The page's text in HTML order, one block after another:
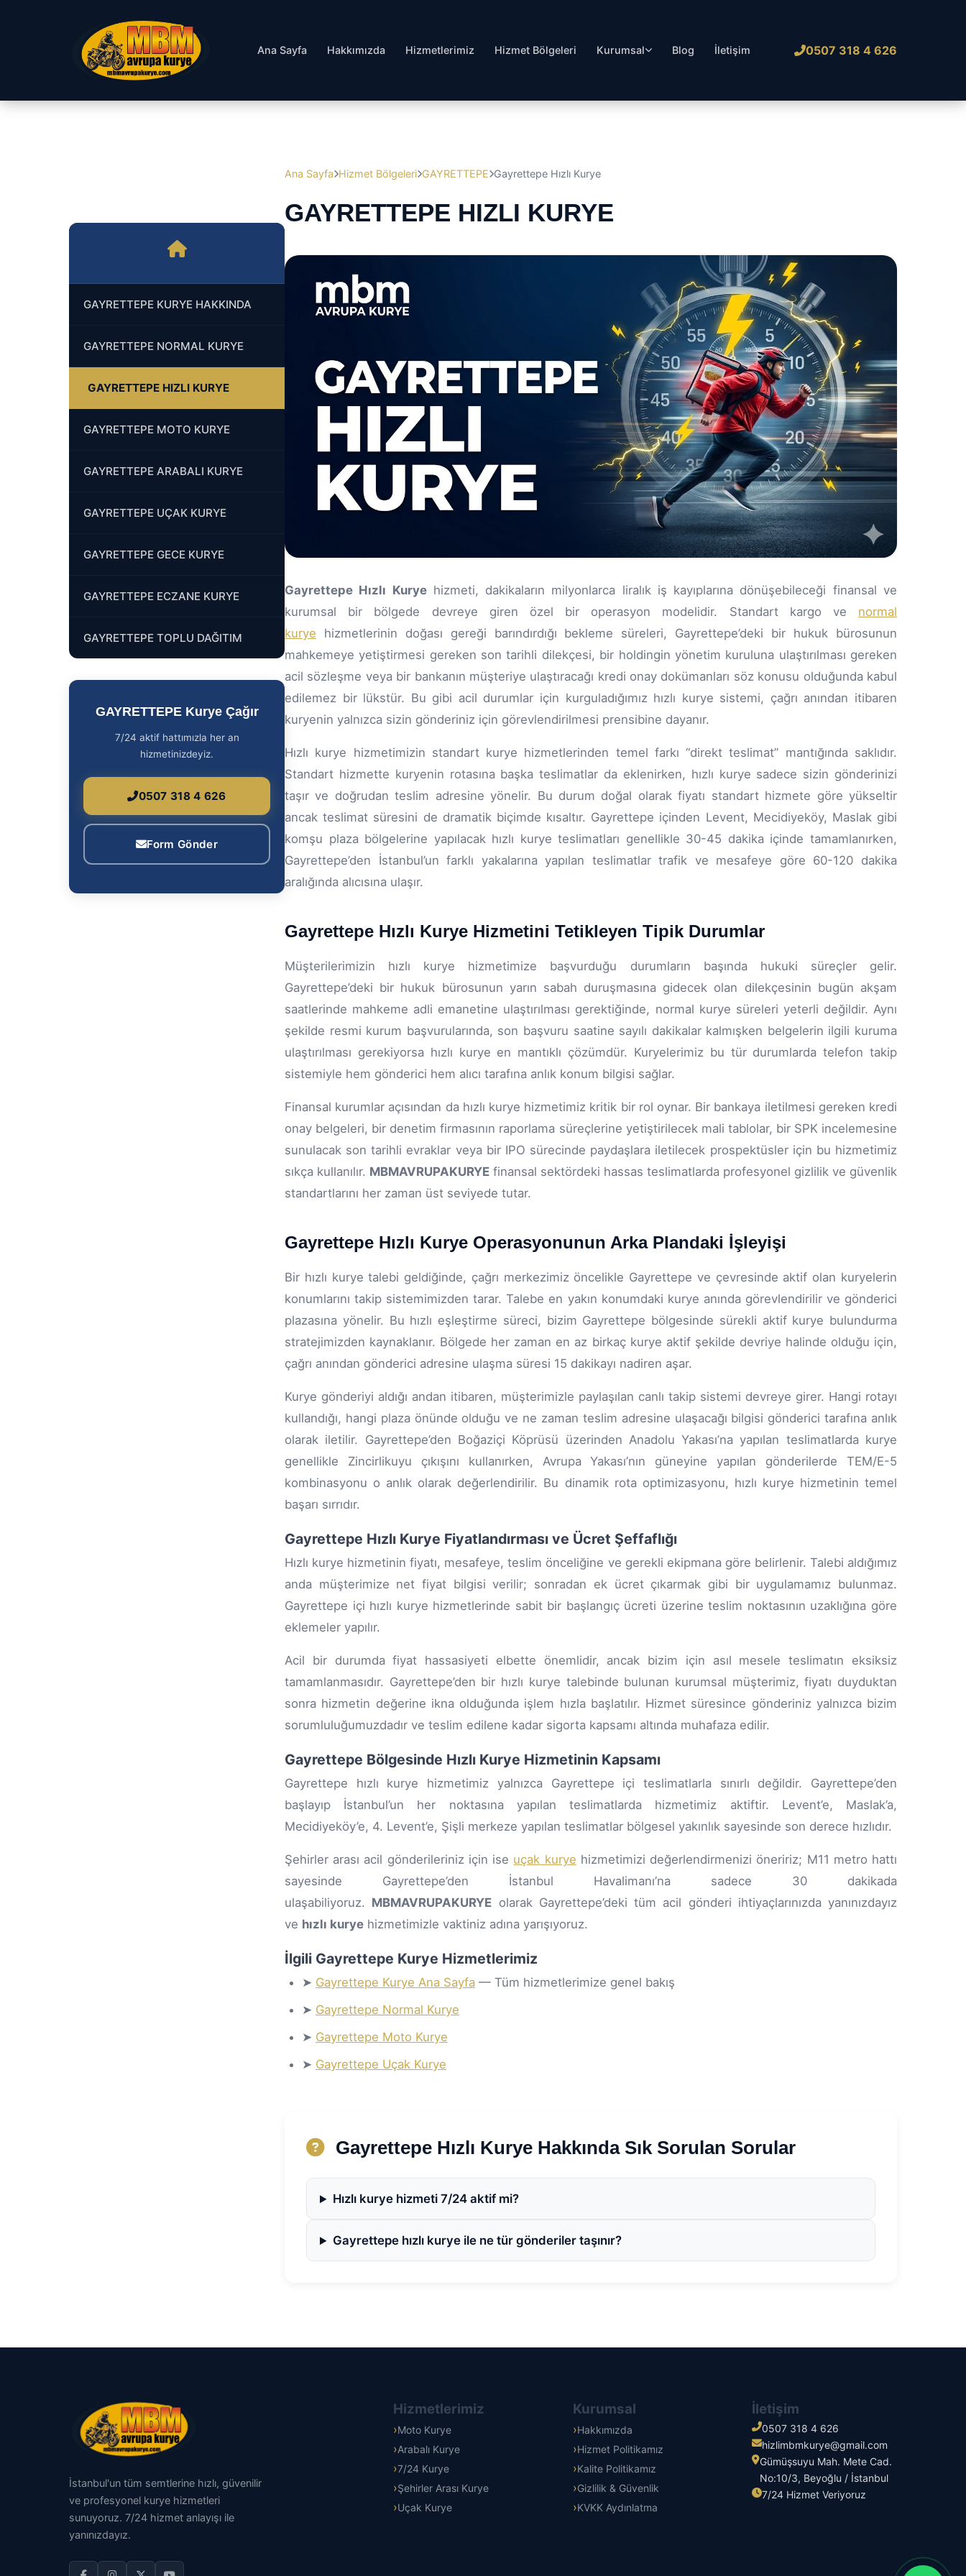
Ana Sayfa Hakkımızda Hizmetlerimiz Hizmet Bölgeleri Kurumsal Blog İletişim 0507 318 4 626
GAYRETTEPE KURYE HAKKINDA
GAYRETTEPE NORMAL KURYE
GAYRETTEPE HIZLI KURYE
GAYRETTEPE MOTO KURYE
GAYRETTEPE ARABALI KURYE
GAYRETTEPE UÇAK KURYE
GAYRETTEPE GECE KURYE
GAYRETTEPE ECZANE KURYE
GAYRETTEPE TOPLU DAĞITIM
GAYRETTEPE Kurye Çağır
7/24 aktif hattımızla her an
hizmetinizdeyiz.
0507 318 4 626
Form Gönder
Ana Sayfa Hizmet Bölgeleri GAYRETTEPE Gayrettepe Hızlı Kurye
GAYRETTEPE HIZLI KURYE
Gayrettepe Hızlı Kuryehizmeti, dakikaların milyonlarca liralık iş kayıplarına dönüşebileceği finansal ve
kurumsal bir bölgede devreye giren özel bir operasyon modelidir. Standart kargo ve normal
kurye hizmetlerinin doğası gereği barındırdığı bekleme süreleri, Gayrettepe’deki bir hukuk bürosunun
mahkemeye yetiştirmesi gereken son tarihli dilekçesi, bir holdingin yönetim kuruluna ulaştırılması gereken
acil sözleşme veya bir bankanın müşteriye ulaştıracağı kredi onay dokümanları söz konusu olduğunda kabul
edilemez bir lükstür. Bu gibi acil durumlar için kurguladığımız hızlı kurye sistemi, çağrı anından itibaren
kuryenin yalnızca sizin gönderiniz için görevlendirilmesi prensibine dayanır.
Hızlı kurye hizmetimizin standart kurye hizmetlerinden temel farkı “direkt teslimat” mantığında saklıdır.
Standart hizmette kuryenin rotasına başka teslimatlar da eklenirken, hızlı kurye sadece sizin gönderinizi
taşır ve doğrudan teslim adresine yönelir. Bu durum doğal olarak fiyatı standart hizmete göre yükseltir
ancak teslimat süresini de dramatik biçimde kısaltır. Gayrettepe içinden Levent, Mecidiyeköy, Maslak gibi
komşu plaza bölgelerine yapılacak hızlı kurye teslimatları genellikle 30-45 dakika içinde tamamlanırken,
Gayrettepe’den İstanbul’un farklı yakalarına yapılan teslimatlar trafik ve mesafeye göre 60-120 dakika
aralığında alıcısına ulaşır.
Gayrettepe Hızlı Kurye Hizmetini Tetikleyen Tipik Durumlar
Müşterilerimizin hızlı kurye hizmetimize başvurduğu durumların başında hukuki süreçler gelir.
Gayrettepe’deki bir hukuk bürosunun yarın sabah duruşmasına gidecek olan dilekçesinin bugün akşam
saatlerinde mahkeme adli emanetine ulaştırılması gerektiğinde, normal kurye süreleri yeterli değildir. Aynı
şekilde resmi kurum başvurularında, son başvuru saatine sayılı dakikalar kalmışken belgelerin ilgili kuruma
ulaştırılması gerekiyorsa hızlı kurye en mantıklı çözümdür. Kuryelerimiz bu tür durumlarda telefon takip
sistemiyle hem gönderici hem alıcı tarafına anlık konum bilgisi sağlar.
Finansal kurumlar açısından da hızlı kurye hizmetimiz kritik bir rol oynar. Bir bankaya iletilmesi gereken kredi
onay belgeleri, bir denetim firmasının raporlama süreçlerine yetiştirilecek mali tablolar, bir SPK incelemesine
sunulacak son tarihli evraklar veya bir IPO sürecinde paydaşlara iletilecek prospektüsler için bu hizmetimiz
sıkça kullanılır. MBMAVRUPAKURYE finansal sektördeki hassas teslimatlarda profesyonel gizlilik ve güvenlik
standartlarını her zaman üst seviyede tutar.
Gayrettepe Hızlı Kurye Operasyonunun Arka Plandaki İşleyişi
Bir hızlı kurye talebi geldiğinde, çağrı merkezimiz öncelikle Gayrettepe ve çevresinde aktif olan kuryelerin
konumlarını takip sistemimizden tarar. Talebe en yakın konumdaki kurye anında görevlendirilir ve gönderici
plazasına yönelir. Bu hızlı eşleştirme süreci, bizim Gayrettepe bölgesinde sürekli aktif kurye bulundurma
stratejimizden kaynaklanır. Bölgede her zaman en az birkaç kurye aktif şekilde devriye halinde olduğu için,
çağrı anından gönderici adresine ulaşma süresi 15 dakikayı nadiren aşar.
Kurye gönderiyi aldığı andan itibaren, müşterimizle paylaşılan canlı takip sistemi devreye girer. Hangi rotayı
kullandığı, hangi plaza önünde olduğu ve ne zaman teslim adresine ulaşacağı bilgisi gönderici tarafına anlık
olarak iletilir. Gayrettepe’den Boğaziçi Köprüsü üzerinden Anadolu Yakası’na yapılan teslimatlarda kurye
genellikle Zincirlikuyu çıkışını kullanırken, Avrupa Yakası’nın güneyine yapılan gönderilerde TEM/E-5
kombinasyonu o anlık olarak değerlendirilir. Bu dinamik rota optimizasyonu, hızlı kurye hizmetinin temel
başarı sırrıdır.
Gayrettepe Hızlı Kurye Fiyatlandırması ve Ücret Şeffaflığı
Hızlı kurye hizmetinin fiyatı, mesafeye, teslim önceliğine ve gerekli ekipmana göre belirlenir. Talebi aldığımız
anda müşterimize net fiyat bilgisi verilir; sonradan ek ücret çıkarmak gibi bir uygulamamız bulunmaz.
Gayrettepe içi hızlı kurye hizmetlerinde sabit bir başlangıç ücreti üzerine teslim noktasının uzaklığına göre
eklemeler yapılır.
Acil bir durumda fiyat hassasiyeti elbette önemlidir, ancak bizim için asıl mesele teslimatın eksiksiz
tamamlanmasıdır. Gayrettepe’den bir hızlı kurye talebinde bulunan kurumsal müşterimiz, fiyatı duyduktan
sonra hizmetin değerine ikna olduğunda işlem hızla başlatılır. Hizmet süresince gönderiniz yalnızca bizim
sorumluluğumuzdadır ve teslim edilene kadar sigorta kapsamı altında muhafaza edilir.
Gayrettepe Bölgesinde Hızlı Kurye Hizmetinin Kapsamı
Gayrettepe hızlı kurye hizmetimiz yalnızca Gayrettepe içi teslimatlarla sınırlı değildir. Gayrettepe’den
başlayıp İstanbul’un her noktasına yapılan teslimatlarda hizmetimiz aktiftir. Levent’e, Maslak’a,
Mecidiyeköy’e, 4. Levent’e, Şişli merkeze yapılan teslimatlar bölgesel yakınlık sayesinde son derece hızlıdır.
Şehirler arası acil gönderileriniz için ise uçak kurye hizmetimizi değerlendirmenizi öneririz; M11 metro hattı
sayesinde Gayrettepe’den İstanbul Havalimanı’na sadece 30 dakikada
ulaşabiliyoruz. MBMAVRUPAKURYE olarak Gayrettepe’deki tüm acil gönderi ihtiyaçlarınızda yanınızdayız
ve hızlı kurye hizmetimizle vaktiniz adına yarışıyoruz.
İlgili Gayrettepe Kurye Hizmetlerimiz
➤ Gayrettepe Kurye Ana Sayfa — Tüm hizmetlerimize genel bakış
➤ Gayrettepe Normal Kurye
➤ Gayrettepe Moto Kurye
➤ Gayrettepe Uçak Kurye
Gayrettepe Hızlı Kurye Hakkında Sık Sorulan Sorular
Hızlı kurye hizmeti 7/24 aktif mi?
Gayrettepe hızlı kurye ile ne tür gönderiler taşınır?
İstanbul'un tüm semtlerine hızlı, güvenilir
ve profesyonel kurye hizmetleri
sunuyoruz. 7/24 hizmet anlayışı ile
yanınızdayız.
Hizmetlerimiz
Moto Kurye
Arabalı Kurye
7/24 Kurye
Şehirler Arası Kurye
Uçak Kurye
Kurumsal
Hakkımızda
Hizmet Politikamız
Kalite Politikamız
Gizlilik & Güvenlik
KVKK Aydınlatma
İletişim
0507 318 4 626
hizlimbmkurye@gmail.com
Gümüşsuyu Mah. Mete Cad.
No:10/3, Beyoğlu / İstanbul
7/24 Hizmet Veriyoruz